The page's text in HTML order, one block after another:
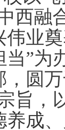
西融
伟业
当”为
，圆
旨，
养成